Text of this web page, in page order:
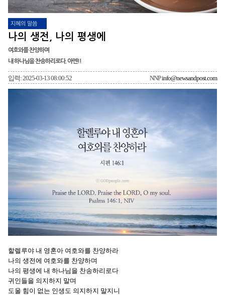
지혜의 말씀
나의 생전, 나의 평생에
여호와를 찬양하며
내 하나님을 찬송하리로다. 아멘!!
입력: 2025-03-13 08:00:52 NNPinfo@newsandpost.com
할렐루야 내 영혼아 여호와를 찬양하라
나의 생전에 여호와를 찬양하며
나의 평생에 내 하나님을 찬송하리로다
귀인들을 의지하지 말며
도울 힘이 없는 인생도 의지하지 말지니